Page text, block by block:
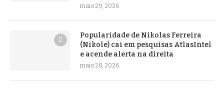
maio 29, 2026
Popularidade de Nikolas Ferreira
(Nikole) cai em pesquisas AtlasIntel
e acende alerta na direita
maio 28, 2026